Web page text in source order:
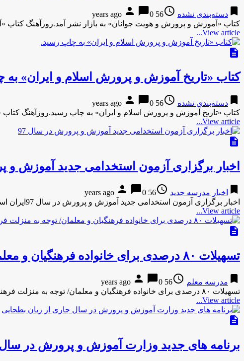
bookmark دسته‌بندی نشده access_time
56 years ago
person chat_bubble0
کتاب «آموزش و پرورش و هویت جوانان» به بازار نشر آمد.روزآهنگ کتاب
View article...
description
کتاب «تاریخ آموزش و پرورش اسلام و ایران»
bookmark دسته‌بندی نشده access_time
56 years ago
person chat_bubble0
کتاب «تاریخ آموزش و پرورش اسلام و ایران» به چاپ رسید.روزآهنگ
View article...
description
اخبار برگزاری آزمون استخدامی جدید آموزش و
bookmark اخبار مدرسه جدید access_time
56 years ago
person chat_bubble0
اخبار برگزاری آزمون استخدامی جدید آموزش و پرورش در سال 97ایران استخدام اخبار برگزاری آزمون استخدامی جدید آموزش و پرورش …
View article...
description
تسهیلات ۸۰ درصدی برای خانواده فرهنگیان و معلمان/ توجه به منزلت فرهنگیان
bookmark مدرسه معلم access_time
56 years ago
person chat_bubble0
تسهیلات ۸۰ درصدی برای خانواده فرهنگیان و معلمان/ توجه به منزلت فرهنگیانروز پلاس تسهیلات ۸۰ درصدی برای خانواده فرهنگیان و …
View article...
description
برنامه های جدید وزارت آموزش و پرورش در